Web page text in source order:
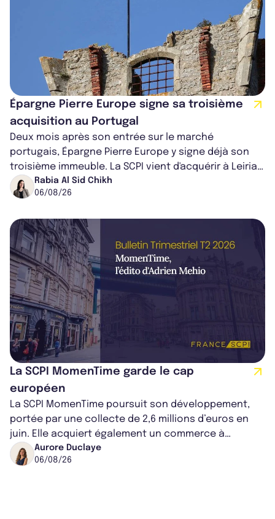
Épargne Pierre Europe signe sa troisième
acquisition au Portugal
Deux mois après son entrée sur le marché
portugais, Épargne Pierre Europe y signe déjà son
troisième immeuble. La SCPI vient d'acquérir à Leiria,
dans le centre du pays, un établis...
Rabia Al Sid Chikh
06/08/26
La SCPI MomenTime garde le cap
européen
La SCPI MomenTime poursuit son développement,
portée par une collecte de 2,6 millions d’euros en
juin. Elle acquiert également un commerce à
Worcester, place une plateforme logisti...
Aurore Duclaye
06/08/26